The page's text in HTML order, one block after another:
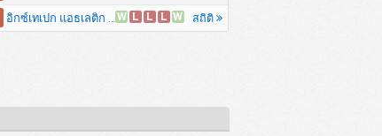
อิกซ์เทเปก แอธเลติก คลับ W L L L W สถิติ